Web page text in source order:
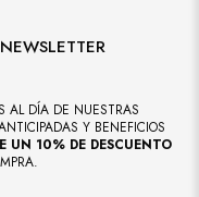
AL DÍA DE NUESTRAS
Y BENEFICIOS
UN 10% DE DESCUENTO